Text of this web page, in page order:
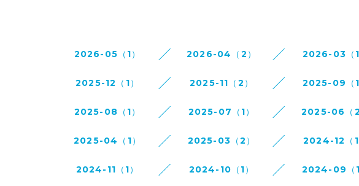
2026-05（1） 2026-04（2） 2026-03（1
2025-12（1） 2025-11（2） 2025-09（1
2025-08（1） 2025-07（1） 2025-06（2
2025-04（1） 2025-03（2） 2024-12（1
2024-11（1） 2024-10（1） 2024-09（1